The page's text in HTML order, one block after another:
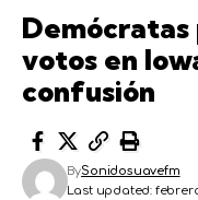
votos en
confusión
Last updated: febrero
BySonidosuavefm